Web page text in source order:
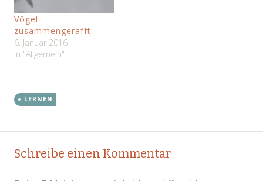
Vögel
zusammengerafft
6. Januar 2016
In "Allgemein"
LERNEN
Post
Schreibe einen Kommentar